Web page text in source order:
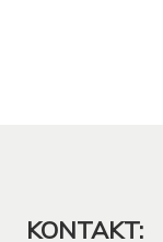
KONTAKT: